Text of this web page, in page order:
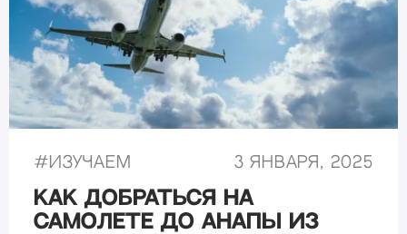
#Изучаем 3 января, 2025
Как добраться на
самолете до Анапы из